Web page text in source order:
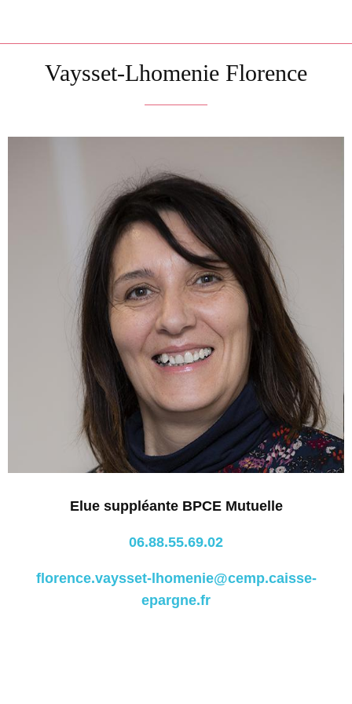
Vaysset-Lhomenie Florence
Elue suppléante BPCE Mutuelle
06.88.55.69.02
florence.vaysset-lhomenie@cemp.caisse-
epargne.fr